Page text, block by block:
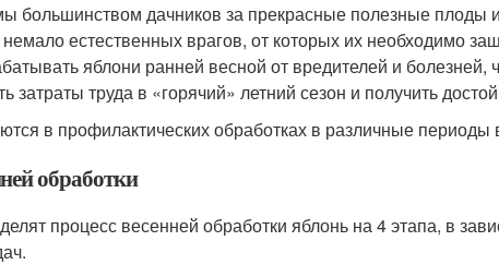
большинством дачников за прекрасные полезные плоды
немало естественных врагов, от которых их необходимо
яблони ранней весной от вредителей и болезней,
затраты труда в «горячий» летний сезон и получить
в профилактических обработках в различные периоды
обработки
процесс весенней обработки яблонь на 4 этапа, в